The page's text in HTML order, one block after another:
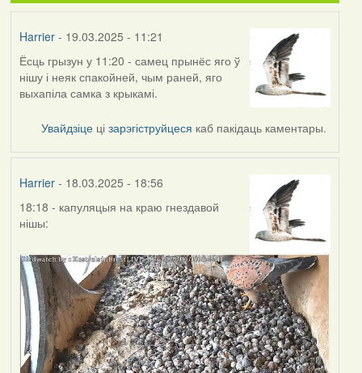
Harrier- 19.03.2025 - 11:21
Ёсць грызун у 11:20 - самец прынёс яго ў
нішу і неяк спакойней, чым раней, яго
выхапіла самка з крыкамі.
Увайдзіце цізарэгіструйцеся каб пакідаць каментары.
Harrier- 18.03.2025 - 18:56
18:18 - капуляцыя на краю гнездавой
нішы: